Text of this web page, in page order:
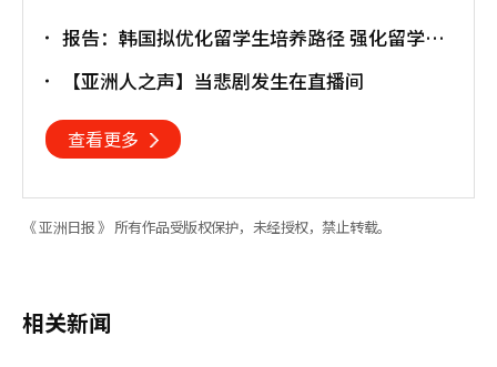
报告：韩国拟优化留学生培养路径 强化留学就
【亚洲人之声】当悲剧发生在直播间
查看更多
《 亚洲日报 》 所有作品受版权保护，未经授权，禁止转载。
相关新闻